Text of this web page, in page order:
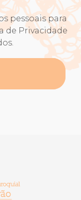
pessoais para
de Privacidade